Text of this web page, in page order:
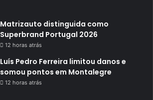
Matrizauto distinguida como
Superbrand Portugal 2026
12 horas atrás
Luís Pedro Ferreira limitou danos e
somou pontos em Montalegre
12 horas atrás